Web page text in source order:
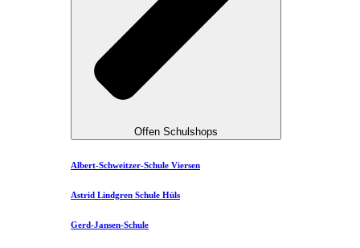
Offen Schulshops
Albert-Schweitzer-Schule Viersen
Astrid Lindgren Schule Hüls
Gerd-Jansen-Schule